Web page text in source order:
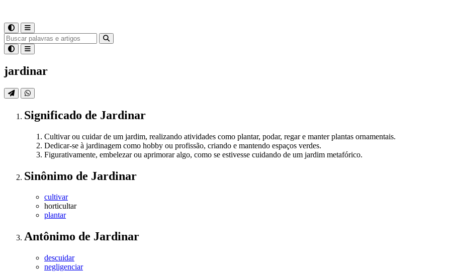
jardinar
Significado de Jardinar
Cultivar ou cuidar de um jardim, realizando atividades como plantar, podar, regar e manter plantas ornamentais.
Dedicar-se à jardinagem como hobby ou profissão, criando e mantendo espaços verdes.
Figurativamente, embelezar ou aprimorar algo, como se estivesse cuidando de um jardim metafórico.
Sinônimo de Jardinar
cultivar
horticultar
plantar
Antônimo de Jardinar
descuidar
negligenciar